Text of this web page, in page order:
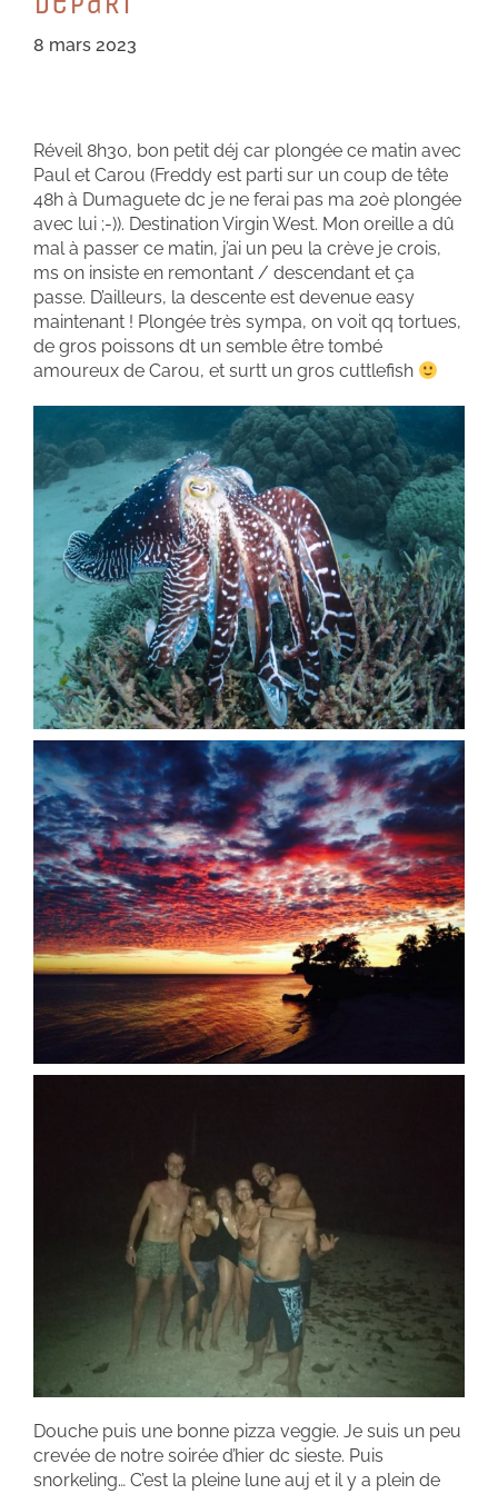
8 mars 2023
Réveil 8h30, bon petit déj car plongée ce matin avec
Paul et Carou (Freddy est parti sur un coup de tête
48h à Dumaguete dc je ne ferai pas ma 20è plongée
avec lui ;-)). Destination Virgin West. Mon oreille a dû
mal à passer ce matin, j’ai un peu la crève je crois,
ms on insiste en remontant / descendant et ça
passe. D’ailleurs, la descente est devenue easy
maintenant ! Plongée très sympa, on voit qq tortues,
de gros poissons dt un semble être tombé
amoureux de Carou, et surtt un gros cuttlefish
Douche puis une bonne pizza veggie. Je suis un peu
crevée de notre soirée d’hier dc sieste. Puis
snorkeling… C’est la pleine lune auj et il y a plein de